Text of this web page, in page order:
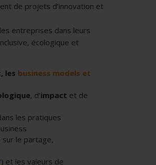
de projets d’innovation et
entreprises dans leurs
écologique et
les business models et
, d'impact et de
les pratiques
sur le partage,
et les valeurs de